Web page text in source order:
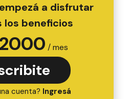
a disfrutar
los beneficios
2000 / mes
cuenta? Ingresá